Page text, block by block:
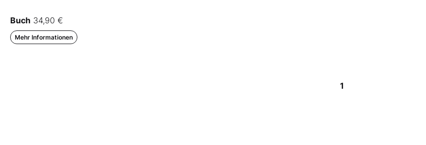
Buch 34,90 €
Mehr Informationen
1